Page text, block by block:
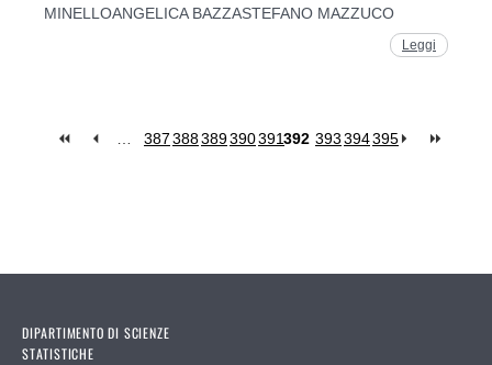
MINELLOANGELICA BAZZASTEFANO MAZZUCO
Leggi
387388389390391392 393394395
DIPARTIMENTO DI SCIENZE
STATISTICHE